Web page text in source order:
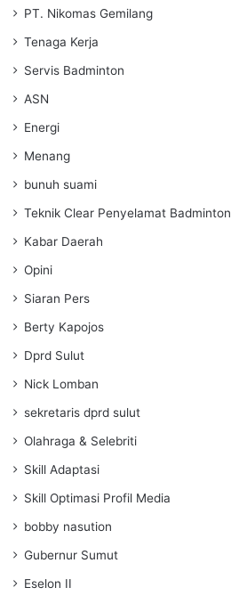
PT. Nikomas Gemilang
Tenaga Kerja
Servis Badminton
ASN
Energi
Menang
bunuh suami
Teknik Clear Penyelamat Badminton
Kabar Daerah
Opini
Siaran Pers
Berty Kapojos
Dprd Sulut
Nick Lomban
sekretaris dprd sulut
Olahraga & Selebriti
Skill Adaptasi
Skill Optimasi Profil Media
bobby nasution
Gubernur Sumut
Eselon II